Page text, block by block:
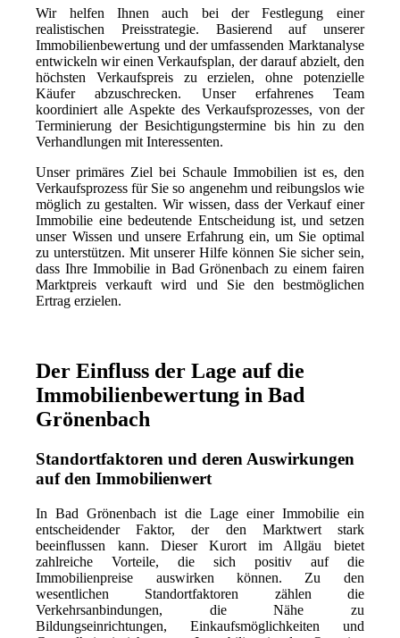
Wir helfen Ihnen auch bei der Festlegung einer
realistischen Preisstrategie. Basierend auf unserer
Immobilienbewertung und der umfassenden Marktanalyse
entwickeln wir einen Verkaufsplan, der darauf abzielt, den
höchsten Verkaufspreis zu erzielen, ohne potenzielle
Käufer abzuschrecken. Unser erfahrenes Team
koordiniert alle Aspekte des Verkaufsprozesses, von der
Terminierung der Besichtigungstermine bis hin zu den
Verhandlungen mit Interessenten.
Unser primäres Ziel bei Schaule Immobilien ist es, den
Verkaufsprozess für Sie so angenehm und reibungslos wie
möglich zu gestalten. Wir wissen, dass der Verkauf einer
Immobilie eine bedeutende Entscheidung ist, und setzen
unser Wissen und unsere Erfahrung ein, um Sie optimal
zu unterstützen. Mit unserer Hilfe können Sie sicher sein,
dass Ihre Immobilie in Bad Grönenbach zu einem fairen
Marktpreis verkauft wird und Sie den bestmöglichen
Ertrag erzielen.
Der Einfluss der Lage auf die
Immobilienbewertung in Bad
Grönenbach
Standortfaktoren und deren Auswirkungen
auf den Immobilienwert
In Bad Grönenbach ist die Lage einer Immobilie ein
entscheidender Faktor, der den Marktwert stark
beeinflussen kann. Dieser Kurort im Allgäu bietet
zahlreiche Vorteile, die sich positiv auf die
Immobilienpreise auswirken können. Zu den
wesentlichen Standortfaktoren zählen die
Verkehrsanbindungen, die Nähe zu
Bildungseinrichtungen, Einkaufsmöglichkeiten und